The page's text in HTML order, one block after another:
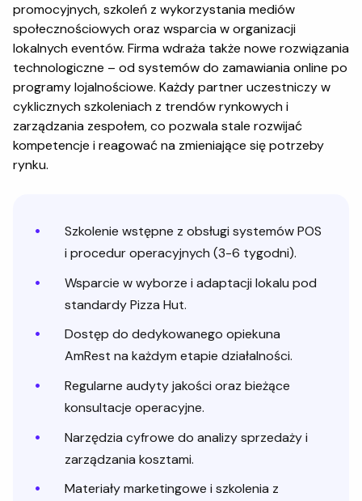
promocyjnych, szkoleń z wykorzystania mediów
społecznościowych oraz wsparcia w organizacji
lokalnych eventów. Firma wdraża także nowe rozwiązania
technologiczne – od systemów do zamawiania online po
programy lojalnościowe. Każdy partner uczestniczy w
cyklicznych szkoleniach z trendów rynkowych i
zarządzania zespołem, co pozwala stale rozwijać
kompetencje i reagować na zmieniające się potrzeby
rynku.
Szkolenie wstępne z obsługi systemów POS
i procedur operacyjnych (3-6 tygodni).
Wsparcie w wyborze i adaptacji lokalu pod
standardy Pizza Hut.
Dostęp do dedykowanego opiekuna
AmRest na każdym etapie działalności.
Regularne audyty jakości oraz bieżące
konsultacje operacyjne.
Narzędzia cyfrowe do analizy sprzedaży i
zarządzania kosztami.
Materiały marketingowe i szkolenia z